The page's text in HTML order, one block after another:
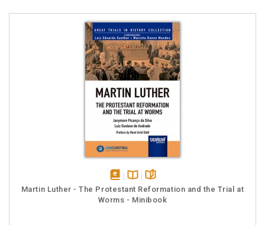
disponível
em
Disponível
na
páginas
Martin Luther - The Protestant Reformation and the Trial at
Worms - Minibook